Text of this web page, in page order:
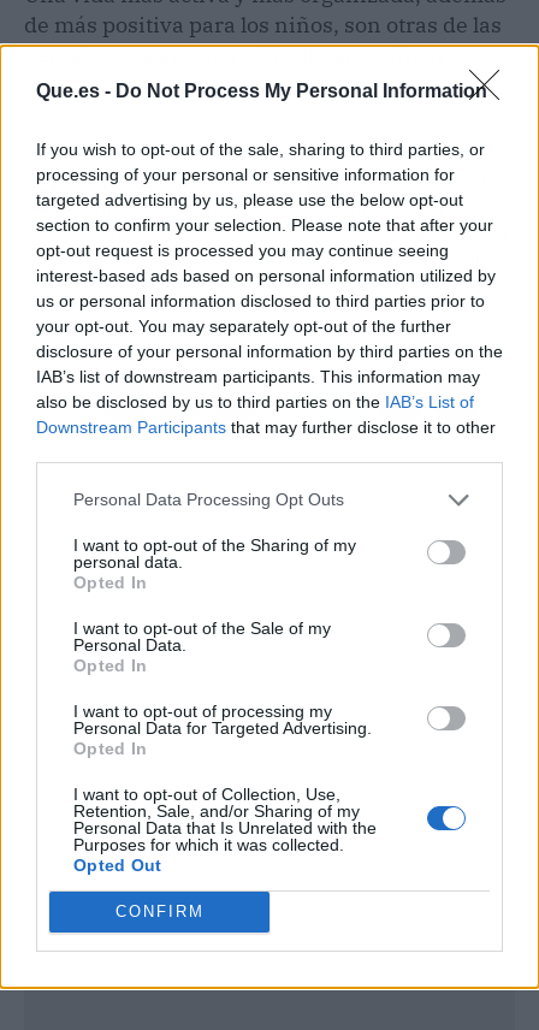
Que.es - Do Not Process My Personal Information
If you wish to opt-out of the sale, sharing to third parties, or
processing of your personal or sensitive information for
targeted advertising by us, please use the below opt-out
section to confirm your selection. Please note that after your
opt-out request is processed you may continue seeing
interest-based ads based on personal information utilized by
us or personal information disclosed to third parties prior to
your opt-out. You may separately opt-out of the further
disclosure of your personal information by third parties on the
IAB’s list of downstream participants. This information may
also be disclosed by us to third parties on the IAB’s List of
Downstream Participants that may further disclose it to other
Personal Data Processing Opt Outs
I want to opt-out of the Sharing of my
personal data.
Opted In
I want to opt-out of the Sale of my
Personal Data.
Opted In
I want to opt-out of processing my
Personal Data for Targeted Advertising.
Opted In
I want to opt-out of Collection, Use,
Retention, Sale, and/or Sharing of my
Personal Data that Is Unrelated with the
Purposes for which it was collected.
Opted Out
CONFIRM
de más positiva para los niños, son otras de las
ventajas que enumera Bisell para animar a
adoptar una mascota.
Artículo anterior
Feijóo anuncia un
protocolo sobre el uso
del Falcon si gobierna:
"No lo usaré para un
solo acto político de mi
partido"
Artículo siguiente
Investigado un hombre
en Lanzarote por simular
un fraude para recuperar
500 euros que invirtió en
criptomonedas
Publicidad